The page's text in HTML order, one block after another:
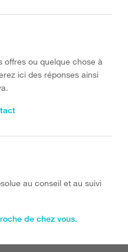
offres ou quelque chose à
ici des réponses ainsi
au conseil et au suivi
de chez vous.